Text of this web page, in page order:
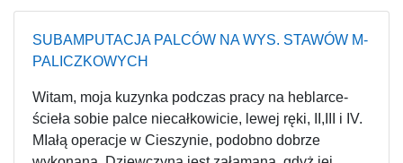
SUBAMPUTACJA PALCÓW NA WYS. STAWÓW M-
PALICZKOWYCH
Witam, moja kuzynka podczas pracy na heblarce-
ścieła sobie palce niecałkowicie, lewej ręki, II,III i IV.
MIałą operacje w Cieszynie, podobno dobrze